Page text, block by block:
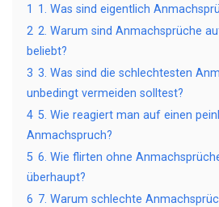
1 1. Was sind eigentlich
2 2. Warum sind Anmachsprüche
beliebt?
3 3. Was sind die schlechtesten
unbedingt vermeiden solltest?
4 5. Wie reagiert man auf einen
Anmachspruch?
5 6. Wie flirten ohne
überhaupt?
6 7. Warum schlechte